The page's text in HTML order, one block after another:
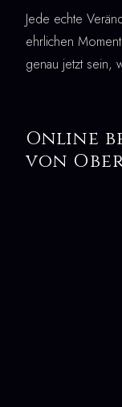
Jede echte
ehrlichen
genau jetzt sein,
Online
von